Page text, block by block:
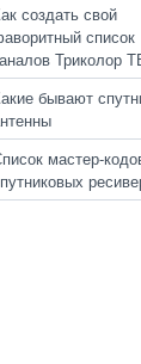
создать свой
список
Триколор
бывают
мастер-